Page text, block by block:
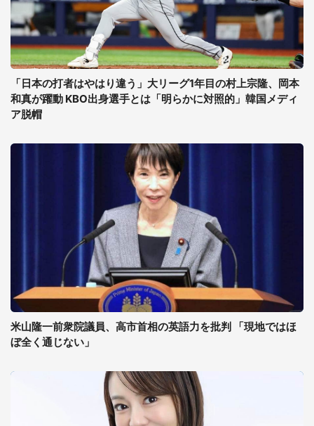
「日本の打者はやはり違う」大リーグ1年目の村上宗隆、岡本
和真が躍動 KBO出身選手とは「明らかに対照的」韓国メディ
ア脱帽
米山隆一前衆院議員、高市首相の英語力を批判 「現地ではほ
ぼ全く通じない」